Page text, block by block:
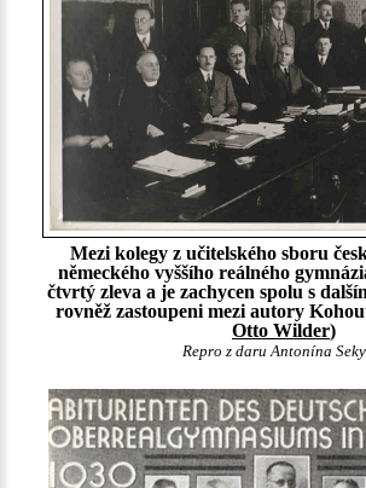
Mezi kolegy z učitelského sboru
německého vyššího reálného
čtvrtý zleva a je zachycen spolu s
rovněž zastoupeni mezi autory
Otto Wilder)
Repro z daru Antonína